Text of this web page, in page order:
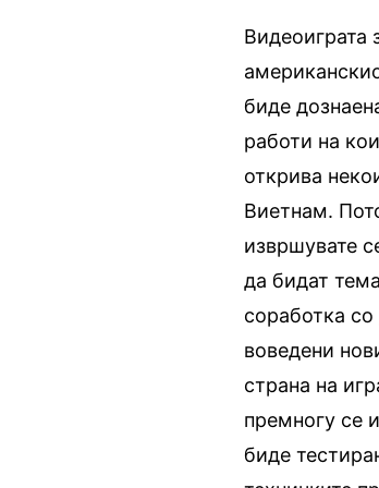
Видеоиграта
биде
работи на
открива
Виетнам.
извршувате
да бидат
соработка со
воведени
страна на
премногу се
биде